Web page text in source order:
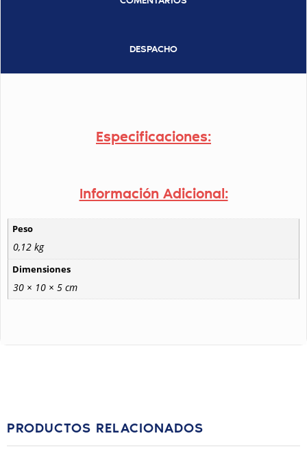
DESPACHO
Especificaciones:
Información Adicional:
Peso
0,12 kg
Dimensiones
30 × 10 × 5 cm
PRODUCTOS RELACIONADOS